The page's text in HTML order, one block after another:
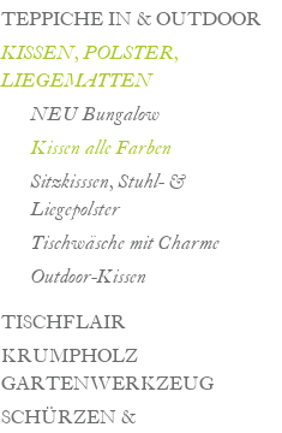
TEPPICHE IN & OUTDOOR
KISSEN, POLSTER,
LIEGEMATTEN
NEU Bungalow
Kissen alle Farben
Sitzkisssen, Stuhl- &
Liegepolster
Tischwäsche mit Charme
Outdoor-Kissen
TISCHFLAIR
KRUMPHOLZ
GARTENWERKZEUG
SCHÜRZEN &